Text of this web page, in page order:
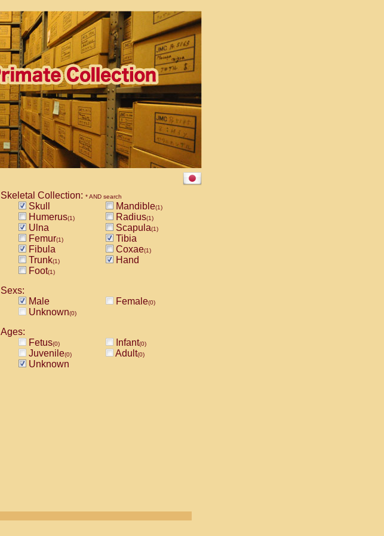
Skeletal Collection: * AND search
Skull Mandible(1)
Humerus(1) Radius(1)
Ulna Scapula(1)
Femur(1)
Tibia
Fibula
Coxae(1)
Trunk(1)
Hand
Foot(1)
Sexs:
Male
Female(0)
Unknown(0)
Ages:
Fetus(0) Infant(0)
Juvenile(0) Adult(0)
Unknown